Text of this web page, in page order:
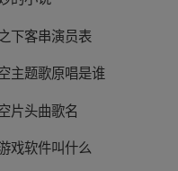
下客串演员表
主题歌原唱是谁
片头曲歌名
戏软件叫什么